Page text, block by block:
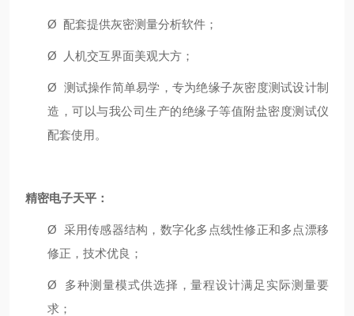
Ø 配套提供灰密测量分析软件；
Ø 人机交互界面美观大方；
Ø 测试操作简单易学，专为绝缘子灰密度测试设计制
造，可以与我公司生产的绝缘子等值附盐密度测试仪
配套使用。
精密电子天平：
Ø 采用传感器结构，数字化多点线性修正和多点漂移
修正，技术优良；
Ø
多种测量模式供选择，量程设计满足实际测量要
求；